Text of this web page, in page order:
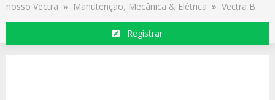
nosso Vectra » Manutenção, Mecânica & Elétrica » Vectra B
Registrar